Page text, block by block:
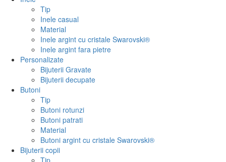
Tip
Inele casual
Material
Inele argint cu cristale Swarovski®
Inele argint fara pietre
Personalizate
Bijuterii Gravate
Bijuterii decupate
Butoni
Tip
Butoni rotunzi
Butoni patrati
Material
Butoni argint cu cristale Swarovski®
Bijuterii copii
Tip